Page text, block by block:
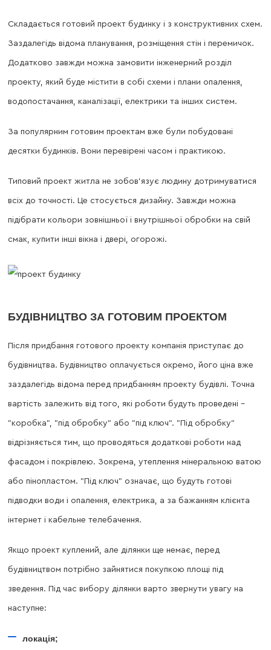
Складається готовий проект будинку і з конструктивних схем.
Заздалегідь відома планування, розміщення стін і перемичок.
Додатково завжди можна замовити інженерний розділ
проекту, який буде містити в собі схеми і плани опалення,
водопостачання, каналізації, електрики та інших систем.
За популярним готовим проектам вже були побудовані
десятки будинків. Вони перевірені часом і практикою.
Типовий проект житла не зобов'язує людину дотримуватися
всіх до точності. Це стосується дизайну. Завжди можна
підібрати кольори зовнішньої і внутрішньої обробки на свій
смак, купити інші вікна і двері, огорожі.
БУДІВНИЦТВО ЗА ГОТОВИМ ПРОЕКТОМ
Після придбання готового проекту компанія приступає до
будівництва. Будівництво оплачується окремо, його ціна вже
заздалегідь відома перед придбанням проекту будівлі. Точна
вартість залежить від того, які роботи будуть проведені -
"коробка", "під обробку" або "під ключ". "Під обробку"
відрізняється тим, що проводяться додаткові роботи над
фасадом і покрівлею. Зокрема, утеплення мінеральною ватою
або пінопластом. "Під ключ" означає, що будуть готові
підводки води і опалення, електрика, а за бажанням клієнта
інтернет і кабельне телебачення.
Якщо проект куплений, але ділянки ще немає, перед
будівництвом потрібно зайнятися покупкою площі під
зведення. Під час вибору ділянки варто звернути увагу на
наступне:
локація;